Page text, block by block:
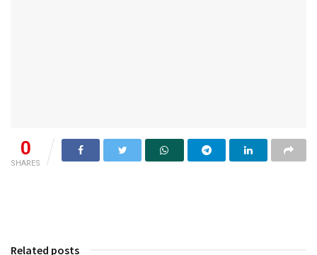
0
SHARES
Related posts